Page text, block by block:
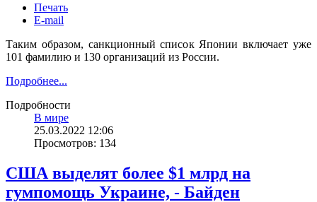
Печать
E-mail
Таким образом, санкционный список Японии включает уже
101 фамилию и 130 организаций из России.
Подробнее...
Подробности
В мире
25.03.2022 12:06
Просмотров: 134
США выделят более $1 млрд на
гумпомощь Украине, - Байден